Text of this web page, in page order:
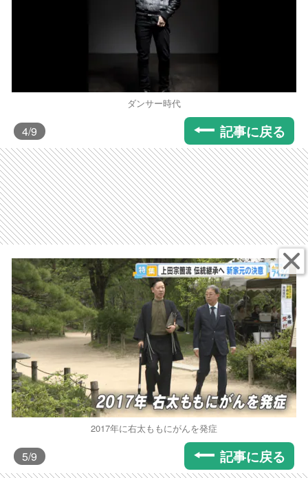
ダンサー時代
4/9 記事に戻る
2017年に右太ももにがんを発症
5/9 記事に戻る